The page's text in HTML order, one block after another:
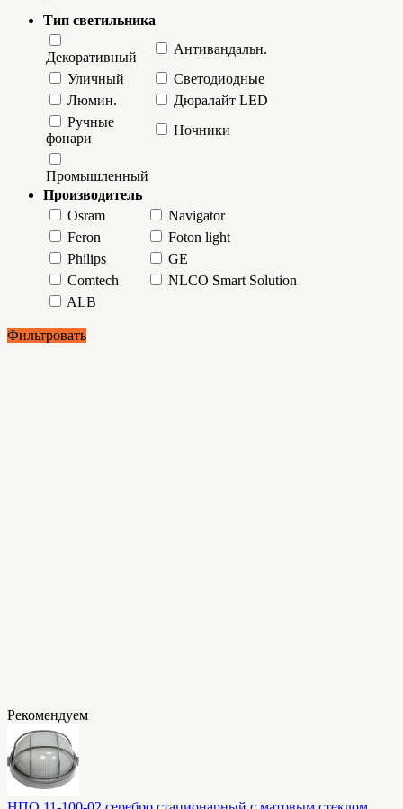
Тип светильника
Декоративный
Антивандальн.
Уличный
Светодиодные
Люмин.
Дюралайт LED
Ручные
фонари
Ночники
Промышленный
Производитель
Osram
Navigator
Feron
Foton light
Philips
GE
Comtech
NLCO Smart Solution
ALB
Фильтровать
Рекомендуем